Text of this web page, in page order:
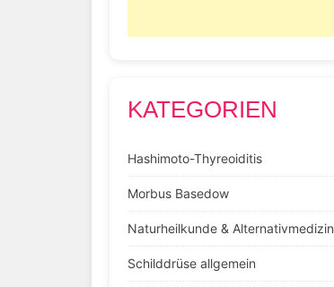
KATEGORIEN
Hashimoto-Thyreoiditis
Morbus Basedow
Naturheilkunde & Alternativmedizin
Schilddrüse allgemein